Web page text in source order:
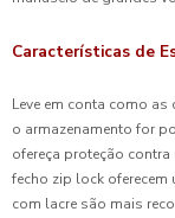
Características de
Leve em conta como
o armazenamento for
ofereça proteção
fecho zip lock oferecem
com lacre são mais